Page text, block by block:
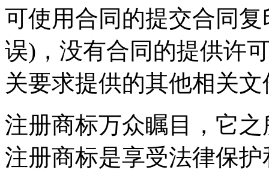
可使用合同的提交合同
误)，没有合同的提供许
关要求提供的其他相关文
注册商标万众瞩目，它
注册商标是享受法律保